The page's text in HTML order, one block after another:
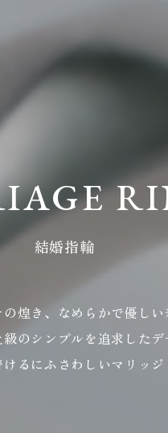
結婚指輪
煌き、 なめらかで優し
のシンプルを追求したデ
るにふさわしいマリッ